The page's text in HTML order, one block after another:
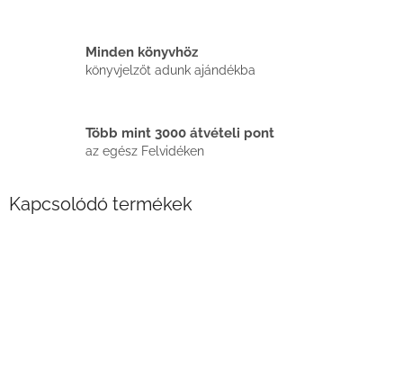
Minden könyvhöz
könyvjelzőt adunk ajándékba
Több mint 3000 átvételi pont
az egész Felvidéken
Kapcsolódó termékek